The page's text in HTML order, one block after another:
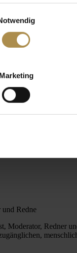
Marketing
und Redne
Moderator, Redner